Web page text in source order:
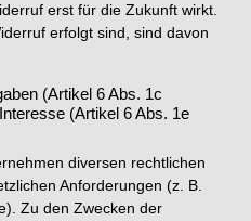
erst für die Zukunft wirkt.
erfolgt sind, sind davon
(Artikel 6 Abs. 1c
(Artikel 6 Abs. 1e
diversen rechtlichen
Anforderungen (z. B.
Zu den Zwecken der